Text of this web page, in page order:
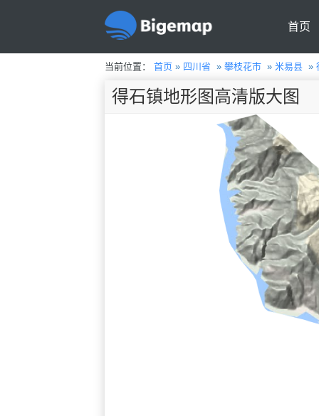
首页
当前位置： 首页» 四川省 » 攀枝花市» 米易县»
得石镇地形图高清版大图